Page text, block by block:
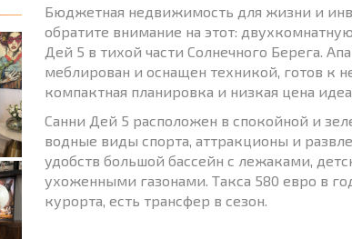
Бюджетная недвижимость для жизни и
обратите внимание на этот:
Дей 5 в тихой части Солнечного Берега.
меблирован и оснащен техникой, готов к
компактная планировка и низкая цена
Санни Дей 5 расположен в спокойной и
водные виды спорта, аттракционы и
удобств большой бассейн с лежаками,
ухоженными газонами. Такса 580 евро в
курорта, есть трансфер в сезон.